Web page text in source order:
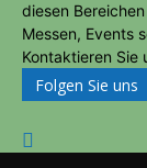
diesen
Messen, Events
Kontaktieren Sie
Folgen Sie uns